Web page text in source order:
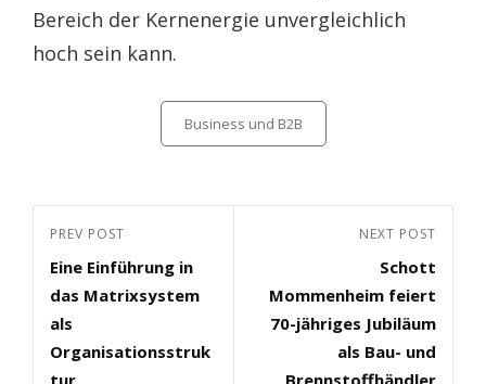
Bereich der Kernenergie unvergleichlich
hoch sein kann.
Business und B2B
Beitragsnavigation
Previous
Post
PREV POST
Eine Einführung in
das Matrixsystem
als
Organisationsstruk
tur
NEXT POST
Schott
Mommenheim feiert
70-jähriges Jubiläum
als Bau- und
Brennstoffhändler